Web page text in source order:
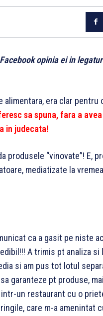
opinia ei in
alimentara, era clar pentru
sa spuna, fara a
in judecata!
produsele “vinovate”! E,
mediatizate la
ca a gasit pe niste
A trimis pt analiza
si am pus tot lotul
garanteze pt produse,
un restaurant cu o
care m-a amenintat